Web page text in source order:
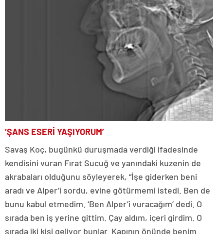
‘ŞANS ESERİ YAŞIYORUM’
Savaş Koç, bugünkü duruşmada verdiği ifadesinde
kendisini vuran Fırat Sucuğ ve yanındaki kuzenin de
akrabaları olduğunu söyleyerek, “İşe giderken beni
aradı ve Alper’i sordu, evine götürmemi istedi. Ben de
bunu kabul etmedim. ‘Ben Alper’i vuracağım’ dedi. O
sırada ben iş yerine gittim. Çay aldım, içeri girdim. O
sırada iki kişi geliyor bunlar. Kapının önünde benim